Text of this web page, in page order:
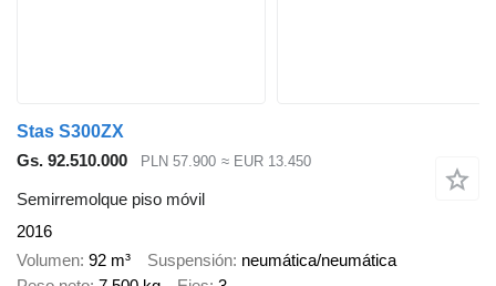
Stas S300ZX
Gs. 92.510.000
PLN 57.900 ≈ EUR 13.450
Semirremolque piso móvil
2016
Volumen 92 m³ Suspensión neumática/neumática